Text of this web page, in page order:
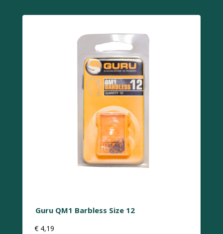
Guru QM1 Barbless Size 12
€ 4,19